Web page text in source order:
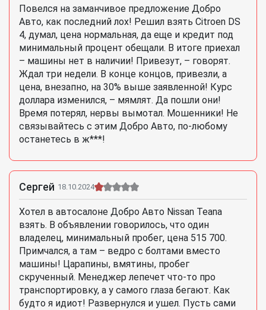
Повелся на заманчивое предложение Добро
Авто, как последний лох! Решил взять Citroen DS
4, думал, цена нормальная, да еще и кредит под
минимальный процент обещали. В итоге приехал
– машины нет в наличии! Привезут, – говорят.
Ждал три недели. В конце концов, привезли, а
цена, внезапно, на 30% выше заявленной! Курс
доллара изменился, – мямлят. Да пошли они!
Время потерял, нервы вымотал. Мошенники! Не
связывайтесь с этим Добро Авто, по-любому
останетесь в ж***!
Сергей 18.10.2024
Хотел в автосалоне Добро Авто Nissan Teana
взять. В объявлении говорилось, что один
владелец, минимальный пробег, цена 515 700.
Примчался, а там – ведро с болтами вместо
машины! Царапины, вмятины, пробег
скрученный. Менеджер лепечет что-то про
транспортировку, а у самого глаза бегают. Как
будто я идиот! Развернулся и ушел. Пусть сами